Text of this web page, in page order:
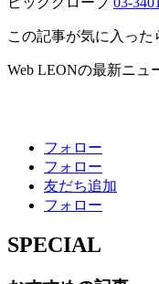
この記事が気に入った
Web LEONの最新ニュ
フォロー
フォロー
友だち追加
フォロー
SPECIAL